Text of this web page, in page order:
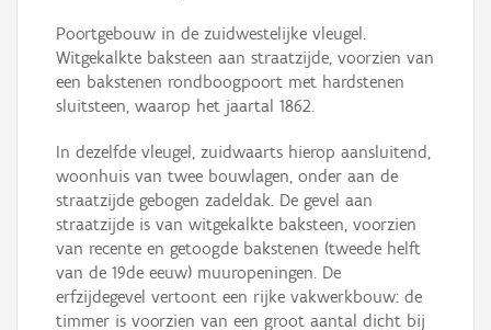
Poortgebouw in de zuidwestelijke vleugel.
Witgekalkte baksteen aan straatzijde, voorzien van
een bakstenen rondboogpoort met hardstenen
sluitsteen, waarop het jaartal 1862.
In dezelfde vleugel, zuidwaarts hierop aansluitend,
woonhuis van twee bouwlagen, onder aan de
straatzijde gebogen zadeldak. De gevel aan
straatzijde is van witgekalkte baksteen, voorzien
van recente en getoogde bakstenen (tweede helft
van de 19de eeuw) muuropeningen. De
erfzijdegevel vertoont een rijke vakwerkbouw: de
timmer is voorzien van een groot aantal dicht bij